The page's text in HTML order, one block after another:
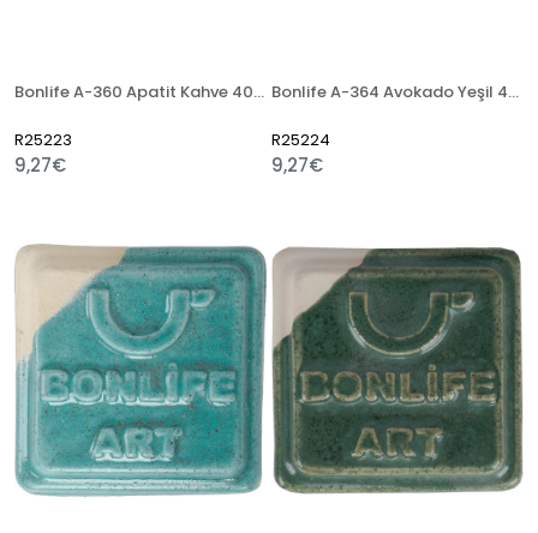
Bonlife A-360 Apatit Kahve 400 Gr Seramik Artistik Sır
R25223
9,27€
Bonlife A-364 Avokado Yeşil 400 Gr Seramik Artistik Sır
R25224
9,27€